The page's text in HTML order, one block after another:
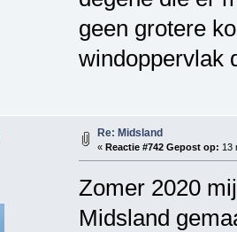
geen grotere
windoppervlak
Re: Midsland
« Reactie #742 Gepost op: 13
Zomer 2020
Midsland